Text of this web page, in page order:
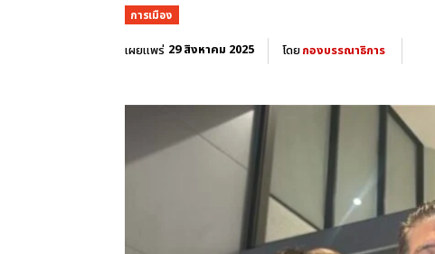
การเมือง
เผยแพร่ 29 สิงหาคม 2025 โดยกองบรรณาธิการ